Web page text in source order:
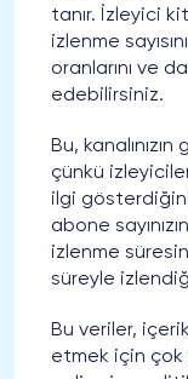
tanır. İzleyici
izlenme
oranlarını ve
edebilirsiniz.
Bu,
çünkü
ilgi gösterdiğini
abone
izlenme
süreyle
Bu veriler,
etmek için çok